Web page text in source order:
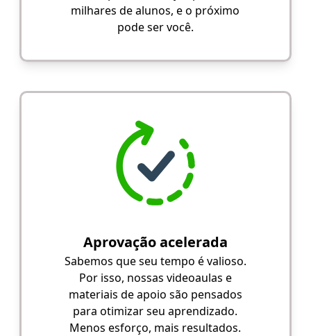
milhares de alunos, e o próximo
pode ser você.
Aprovação acelerada
Sabemos que seu tempo é valioso.
Por isso, nossas videoaulas e
materiais de apoio são pensados
para otimizar seu aprendizado.
Menos esforço, mais resultados.